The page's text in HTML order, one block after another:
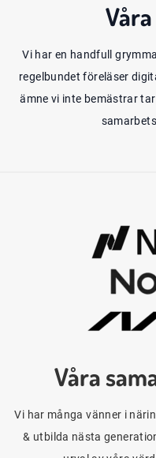
Våra
Vi har en handfull
regelbundet föreläser
ämne vi inte bemästrar
Våra
Vi har många vänner i
& utbilda nästa